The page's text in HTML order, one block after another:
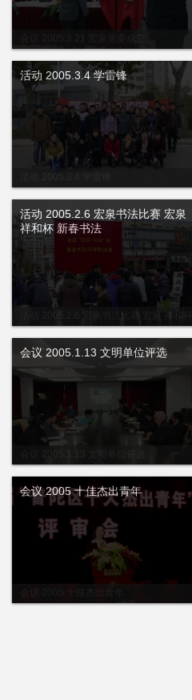
活动 2005.3.4 学雷锋
活动 2005.3.4 学雷锋
活动 2005.2.6 宏泉书法比赛 宏泉 祥和杯
活动 2005.2.6 宏泉书法比赛 宏泉
祥和杯 新春书法
会议 2005.1.13 文明单位评选
会议 2005 十佳杰出青年
会议 2005 十佳杰出青年